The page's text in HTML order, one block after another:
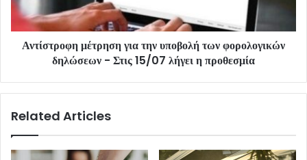
Αντίστροφη μέτρηση για την υποβολή των φορολογικών
δηλώσεων - Στις 15/07 λήγει η προθεσμία
Related Articles